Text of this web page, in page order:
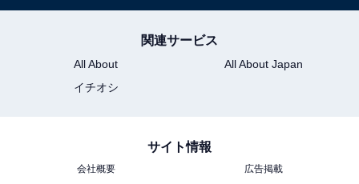
関連サービス
All About
All About Japan
イチオシ
サイト情報
会社概要
広告掲載